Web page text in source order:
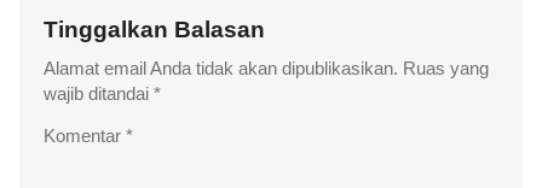
Tinggalkan Balasan
Alamat email Anda tidak akan dipublikasikan. Ruas yang
wajib ditandai *
Komentar *